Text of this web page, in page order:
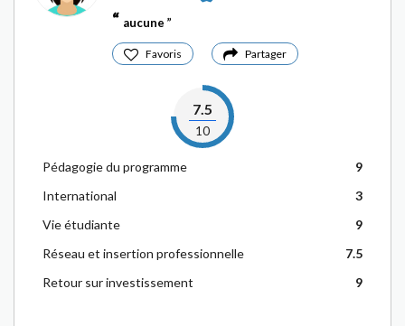
aucune
Favoris Partager
7.5
10
Pédagogie du programme
9
International
3
Vie étudiante
9
Réseau et insertion professionnelle
7.5
Retour sur investissement
9